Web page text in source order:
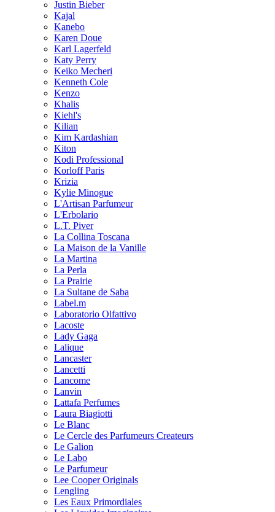
Justin Bieber
Kajal
Kanebo
Karen Doue
Karl Lagerfeld
Katy Perry
Keiko Mecheri
Kenneth Cole
Kenzo
Khalis
Kiehl's
Kilian
Kim Kardashian
Kiton
Kodi Professional
Korloff Paris
Krizia
Kylie Minogue
L'Artisan Parfumeur
L'Erbolario
L.T. Piver
La Collina Toscana
La Maison de la Vanille
La Martina
La Perla
La Prairie
La Sultane de Saba
Label.m
Laboratorio Olfattivo
Lacoste
Lady Gaga
Lalique
Lancaster
Lancetti
Lancome
Lanvin
Lattafa Perfumes
Laura Biagiotti
Le Blanc
Le Cercle des Parfumeurs Createurs
Le Galion
Le Labo
Le Parfumeur
Lee Cooper Originals
Lengling
Les Eaux Primordiales